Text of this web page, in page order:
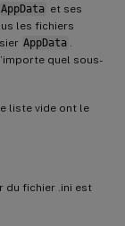
AppData et ses
les fichiers
AppData
quel sous-
liste vide ont le
du fichier .ini est